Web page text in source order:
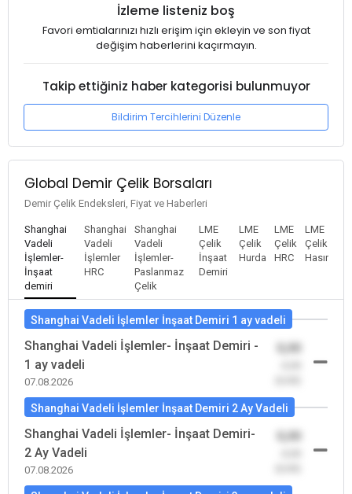
İzleme listeniz boş
Favori emtialarınızı hızlı erişim için ekleyin ve son fiyat
değişim haberlerini kaçırmayın.
Takip ettiğiniz haber kategorisi bulunmuyor
Bildirim Tercihlerini Düzenle
Global Demir Çelik Borsaları
Demir Çelik Endeksleri, Fiyat ve Haberleri
Shanghai
Vadeli
İşlemler-
İnşaat
demiri
Shanghai
Vadeli
İşlemler
HRC
Shanghai
Vadeli
İşlemler-
Paslanmaz
Çelik
LME
Çelik
İnşaat
Demiri
LME
Çelik
Hurda
LME
Çelik
HRC
LME
Çelik
Hasır
Shanghai Vadeli İşlemler İnşaat Demiri 1 ay vadeli
Shanghai Vadeli İşlemler- İnşaat Demiri -
1 ay vadeli
07.08.2026
0,00
Shanghai Vadeli İşlemler İnşaat Demiri 2 Ay Vadeli
Shanghai Vadeli İşlemler- İnşaat Demiri-
2 Ay Vadeli
07.08.2026
0,00